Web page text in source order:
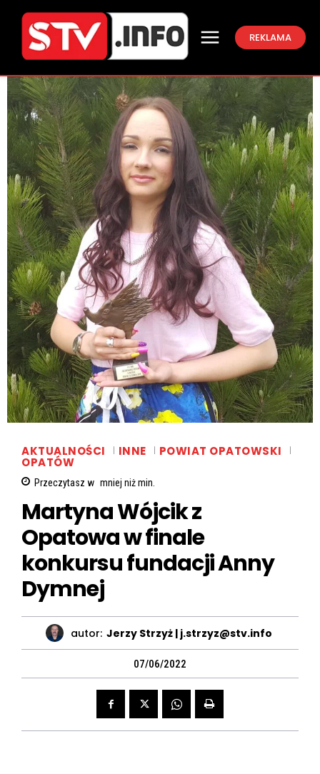
REKLAMA
AKTUALNOŚCI INNE POWIAT OPATOWSKI
OPATÓW
Przeczytasz w mniej niżmin.
Martyna Wójcik z
Opatowa w finale
konkursu fundacji Anny
Dymnej
autor: Jerzy Strzyż | j.strzyz@stv.info
07/06/2022